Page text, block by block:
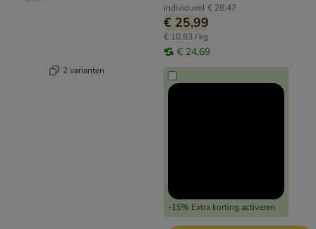
2 varianten
individueel€ 28,47
€ 25,99
€ 10,83 / kg
€ 24,69
-15% Extra korting activeren